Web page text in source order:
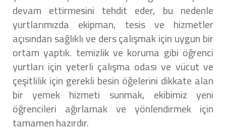
devam ettirmesini tehdit eder, bu nedenle
yurtlarımızda ekipman, tesis ve hizmetler
açısından sağlıklı ve ders çalışmak için uygun bir
ortam yaptık. temizlik ve koruma gibi öğrenci
yurtları için yeterli çalışma odası ve vücut ve
çeşitlilik için gerekli besin öğelerini dikkate alan
bir yemek hizmeti sunmak, ekibimiz yeni
öğrencileri ağırlamak ve yönlendirmek için
tamamen hazırdır.